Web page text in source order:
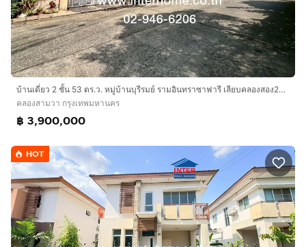
บ้านเดี่ยว 2 ชั้น 53 ตร.ว. หมู่บ้านบุรีรมย์ รามอินทราซาฟารี เลียบคลองสอง23 ถนนรามอินทรา ถนนคู้บอน เขตคลองสามวา กรุงเทพมหานคร
คลองสามวา กรุงเทพมหานคร
฿ 3,900,000
HOT